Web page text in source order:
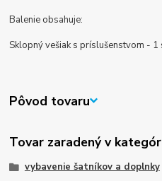
Balenie obsahuje:
Sklopný vešiak s príslušenstvom - 1
Pôvod tovaru
Tovar zaradený v
vybavenie šatníkov a doplnky